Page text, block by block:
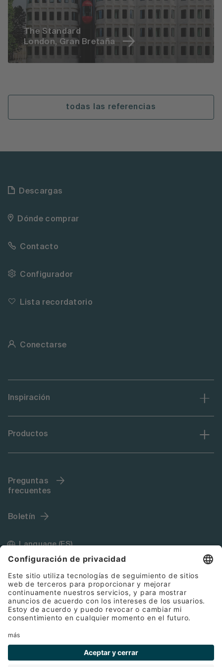
The Standard
London, Gran Bretaña
todas las referencias
Descargas
Dónde comprar
Contacto
Configurador
Lista recordatorio
Conectarse
Inspiración
Productos
Preguntas
frecuentes
Boletín
Language (ES)
Impressum
Protección de datos